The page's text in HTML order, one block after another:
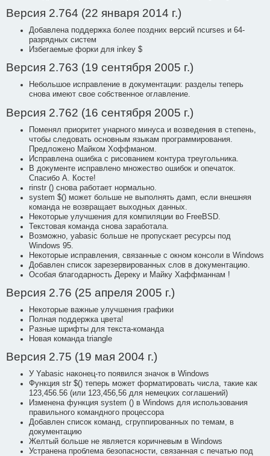
Версия 2.764 (22 января 2014 г.)
Добавлена поддержка более поздних версий ncurses и 64-
разрядных систем
Избегаемые форки для inkey $
Версия 2.763 (19 сентября 2005 г.)
Небольшое исправление в документации: разделы теперь
снова имеют свое собственное оглавление.
Версия 2.762 (16 сентября 2005 г.)
Поменял приоритет унарного минуса и возведения в степень,
чтобы следовать основным языкам программирования.
Предложено Майком Хоффманом.
Исправлена ошибка с рисованием контура треугольника.
В документе исправлено множество ошибок и опечаток.
Спасибо А. Косте!
rinstr () снова работает нормально.
system $() может больше не выполнять дамп, если внешняя
команда не возвращает выходных данных.
Некоторые улучшения для компиляции во FreeBSD.
Текстовая команда снова заработала.
Возможно, yabasic больше не пропускает ресурсы под
Windows 95.
Некоторые исправления, связанные с окном консоли в Windows
Добавлен список зарезервированных слов в документацию.
Особая благодарность Дереку и Майку Хаффманнам !
Версия 2.76 (25 апреля 2005 г.)
Некоторые важные улучшения графики
Полная поддержка цвета!
Разные шрифты для текста-команда
Новая команда triangle
Версия 2.75 (19 мая 2004 г.)
У Yabasic наконец-то появился значок в Windows
Функция str $() теперь может форматировать числа, такие как
123,456.56 (или 123,456,56 для немецких соглашений)
Изменена функция system () в Windows для использования
правильного командного процессора
Добавлен список команд, сгруппированных по темам, в
документацию
Желтый больше не является коричневым в Windows
Устранена проблема безопасности, связанная с печатью под